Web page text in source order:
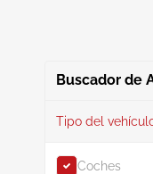
Buscador de
Tipo del
Coches